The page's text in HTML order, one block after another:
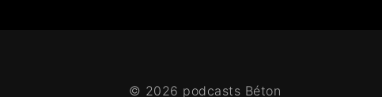
© 2026 podcasts Béton